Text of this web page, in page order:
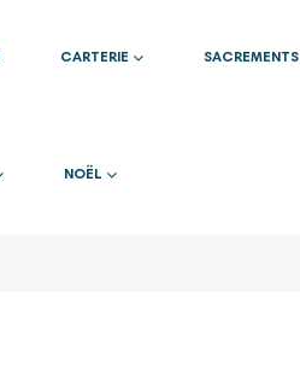
CARTERIE SACREMENTS
NOËL